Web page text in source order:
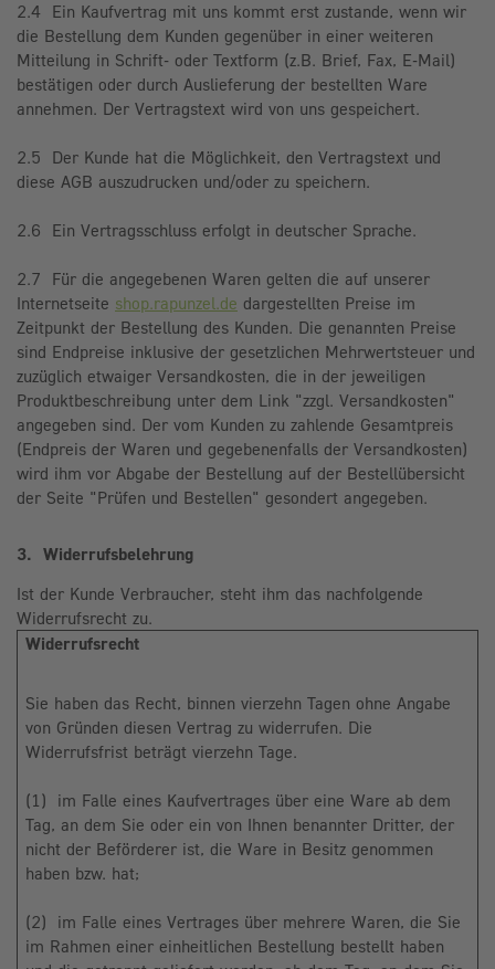
2.4 Ein Kaufvertrag mit uns kommt erst zustande, wenn wir
die Bestellung dem Kunden gegenüber in einer weiteren
Mitteilung in Schrift- oder Textform (z.B. Brief, Fax, E-Mail)
bestätigen oder durch Auslieferung der bestellten Ware
annehmen. Der Vertragstext wird von uns gespeichert.
2.5 Der Kunde hat die Möglichkeit, den Vertragstext und
diese AGB auszudrucken und/oder zu speichern.
2.6 Ein Vertragsschluss erfolgt in deutscher Sprache.
2.7 Für die angegebenen Waren gelten die auf unserer
Internetseite shop.rapunzel.de dargestellten Preise im
Zeitpunkt der Bestellung des Kunden. Die genannten Preise
sind Endpreise inklusive der gesetzlichen Mehrwertsteuer und
zuzüglich etwaiger Versandkosten, die in der jeweiligen
Produktbeschreibung unter dem Link "zzgl. Versandkosten"
angegeben sind. Der vom Kunden zu zahlende Gesamtpreis
(Endpreis der Waren und gegebenenfalls der Versandkosten)
wird ihm vor Abgabe der Bestellung auf der Bestellübersicht
der Seite "Prüfen und Bestellen" gesondert angegeben.
3. Widerrufsbelehrung
Ist der Kunde Verbraucher, steht ihm das nachfolgende
Widerrufsrecht zu.
Widerrufsrecht
Sie haben das Recht, binnen vierzehn Tagen ohne Angabe
von Gründen diesen Vertrag zu widerrufen. Die
Widerrufsfrist beträgt vierzehn Tage.
(1) im Falle eines Kaufvertrages über eine Ware ab dem
Tag, an dem Sie oder ein von Ihnen benannter Dritter, der
nicht der Beförderer ist, die Ware in Besitz genommen
haben bzw. hat;
(2) im Falle eines Vertrages über mehrere Waren, die Sie
im Rahmen einer einheitlichen Bestellung bestellt haben